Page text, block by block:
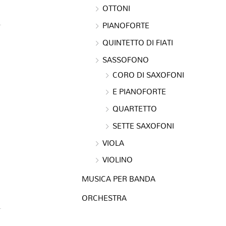
OTTONI
PIANOFORTE
QUINTETTO DI FIATI
SASSOFONO
CORO DI SAXOFONI
E PIANOFORTE
QUARTETTO
SETTE SAXOFONI
VIOLA
VIOLINO
MUSICA PER BANDA
ORCHESTRA